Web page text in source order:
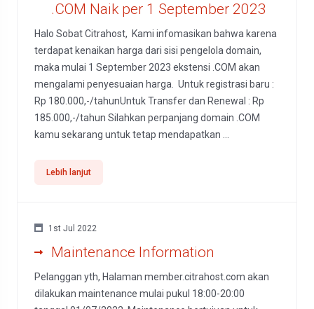
.COM Naik per 1 September 2023
Halo Sobat Citrahost, Kami infomasikan bahwa karena
terdapat kenaikan harga dari sisi pengelola domain,
maka mulai 1 September 2023 ekstensi .COM akan
mengalami penyesuaian harga. Untuk registrasi baru :
Rp 180.000,-/tahunUntuk Transfer dan Renewal : Rp
185.000,-/tahun Silahkan perpanjang domain .COM
kamu sekarang untuk tetap mendapatkan ...
Lebih lanjut
1st Jul 2022
Maintenance Information
Pelanggan yth, Halaman member.citrahost.com akan
dilakukan maintenance mulai pukul 18:00-20:00